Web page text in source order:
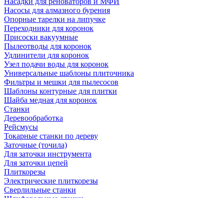
Насосы для алмазного бурения
Опорные тарелки на липучке
Переходники для коронок
Присоски вакуумные
Пылеотводы для коронок
Удлинители для коронок
Узел подачи воды для коронок
Универсальные шаблоны плиточника
Фильтры и мешки для пылесосов
Шаблоны контурные для плитки
Шайба медная для коронок
Станки
Деревообработка
Рейсмусы
Токарные станки по дереву
Заточные (точила)
Для заточки инструмента
Для заточки цепей
Плиткорезы
Электрические плиткорезы
Сверлильные станки